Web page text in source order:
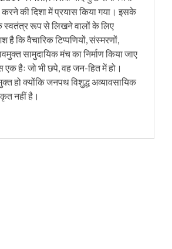
की दिशा में प्रयास किया गया। इसके
स्वतंत्र रूप से लिखने वालों के लिए
कि वैचारिक टिप्पणियों, संस्मरणों,
सामुदायिक मंच का निर्माण किया जाए
हैः जो भी छपे, वह जन-हित में हो।
हो क्योंकि जनपथ विशुद्ध अव्यावसायिक
नहीं है।